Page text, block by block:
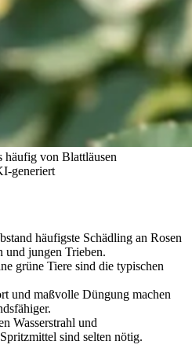
häufig von Blattläusen
generiert
häufigste Schädling an Rosen
jungen Trieben.
grüne Tiere sind die typischen
und maßvolle Düngung machen
Wasserstrahl und
sind selten nötig.